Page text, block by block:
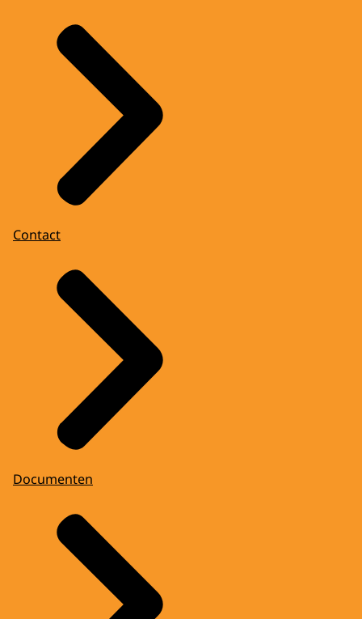
Contact
Documenten